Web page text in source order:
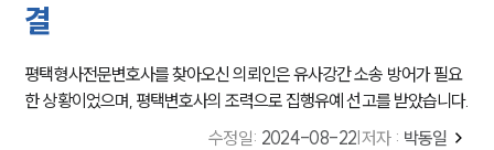
결
평택형사전문변호사를 찾아오신 의뢰인은 유사강간 소송 방어가 필요
한 상황이었으며, 평택변호사의 조력으로 집행유예 선고를 받았습니다.
수정일: 2024-08-22 저자 : 박동일